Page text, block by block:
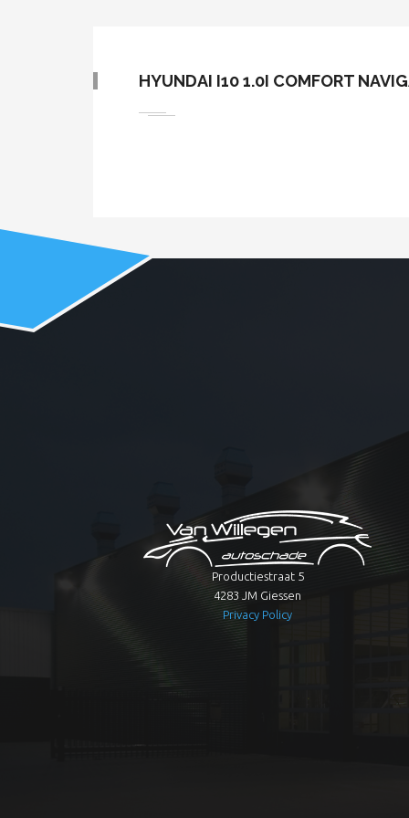
HYUNDAI I10 1.0I COMFORT
Productiestraat 5
4283 JM Giessen
Privacy Policy